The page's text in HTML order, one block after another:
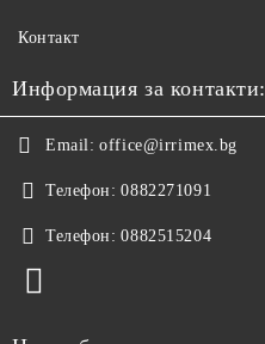
Контакт
Информация за контакти:
Email: office@irrimex.bg
Телефон: 0882271091
Телефон: 0882515204